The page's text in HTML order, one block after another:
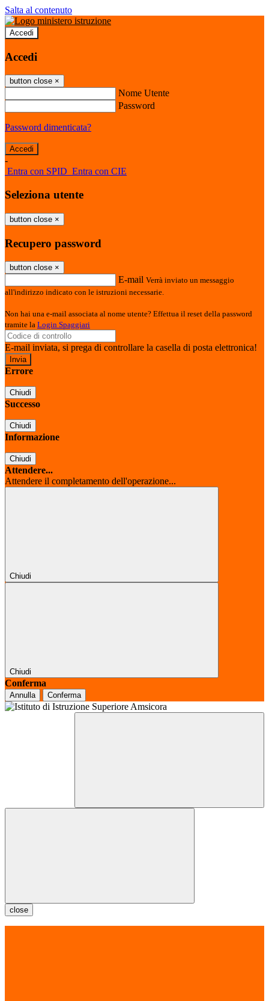
Salta al contenuto
Accedi
Accedi
button close ×
Nome Utente
Password
Password dimenticata?
-
Entra con SPID Entra con CIE
Seleziona utente
button close ×
Recupero password
button close ×
E-mail Verrà inviato un messaggio
all'indirizzo indicato con le istruzioni necessarie.
Non hai una e-mail associata al nome utente? Effettua il reset della password
tramite la Login Spaggiari
E-mail inviata, si prega di controllare la casella di posta elettronica!
Errore
Chiudi
Successo
Chiudi
Informazione
Chiudi
Attendere...
Attendere il completamento dell'operazione...
Chiudi
Chiudi
Conferma
Annulla Conferma
close